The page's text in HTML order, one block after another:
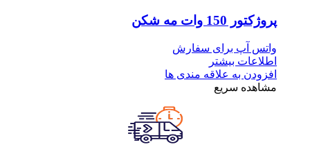
پروژکتور 150 وات مه شکن
واتس آپ برای سفارش
اطلاعات بیشتر
افزودن به علاقه مندی ها
مشاهده سریع